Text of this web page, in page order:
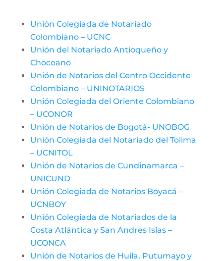
Unión Colegiada de Notariado
Colombiano – UCNC
Unión del Notariado Antioqueño y
Chocoano
Unión de Notarios del Centro Occidente
Colombiano – UNINOTARIOS
Unión Colegiada del Oriente Colombiano
– UCONOR
Unión de Notarios de Bogotá- UNOBOG
Unión Colegiada del Notariado del Tolima
– UCNITOL
Unión de Notarios de Cundinamarca –
UNICUND
Unión Colegiada de Notarios Boyacá –
UCNBOY
Unión Colegiada de Notariados de la
Costa Atlántica y San Andres Islas –
UCONCA
Unión de Notarios de Huila, Putumayo y